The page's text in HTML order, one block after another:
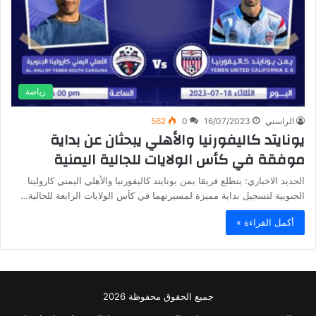
رياضة
الراسني 16/07/2023
0
562
يونايتد كاليفورنيا والأهلي يبحثان عن بداية
موفقة في كأس الولايات للجالية اليمنية
الجديد الاخباري: يتطلع فريقا يمن يونايتد كاليفورنيا والأهلي اليمني كارولينا
الجنوبية لتسجيل بداية مميزة لمسيرتهما في كأس الولايات الرابعة للجالية…
أكمل القراءة »
جميع الحقوق محفوظة 2026